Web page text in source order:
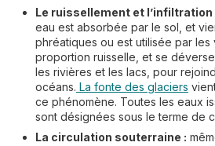
Le ruissellement et l’infiltration
eau est absorbée par le sol, et
phréatiques ou est utilisée par les
proportion ruisselle, et se
les rivières et les lacs, pour
océans. La fonte des glaciers
ce phénomène. Toutes les eaux
sont désignées sous le terme de
La circulation souterraine :